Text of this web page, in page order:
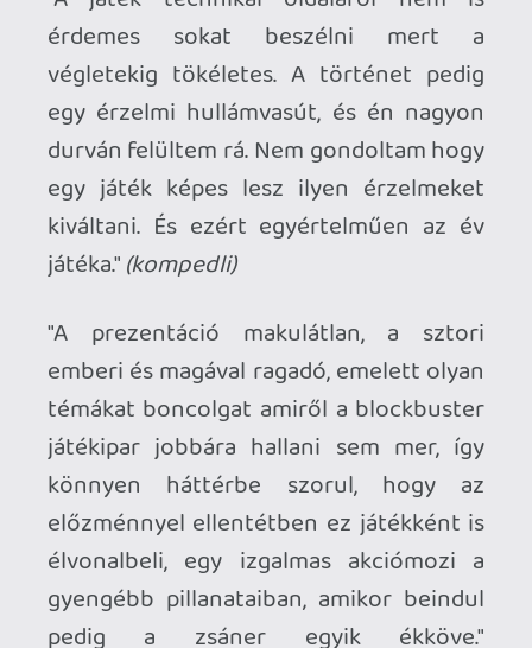
Nem kapott még patchet, szóval
ugyanúgy néz ki mint ps4-en. Szép, de
engedélyezhették volna. Tuti addigra jön
hozzá a patch mire befejezem...
Dr. Greive2 2021.01.01 09:20:40
Dr. Greive2 2021.01.01 09:20:40 #1vi5a
Jó lista.
Ps5-ön biztos brutálisan néz ki a T.l.O.U 2
Fieldtom 2021.01.01 01:00:24 #1vi51
Utópisztikus vs poszt-apokaliptikus.. kinek
mi az ideálja. 🙂
BUÉK Dudák!!!
TheReturnOfDVM 2020.12.31 10:25:13
kompedli 2020.12.31 18:47:32 #1vi3y
Elég vicces olvasni hogy a legtöbb
komment a Tlou2 brutalitásáról szól. Nem
is értem mi ezzel a probléma, ez is olyan
hogy van akinek bejön van akinek nem. De
nem lehet elvitatni a játék érdemeit, ami